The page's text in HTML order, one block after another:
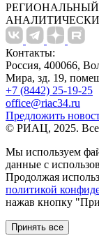
Контакты:
Россия, 400066,
Мира, зд. 19,
+7 (8442) 25-19-25
office@riac34.ru
Предложить
© РИАЦ, 2025.
Мы используем
данные с
Продолжая
политикой
нажав кнопку
Принять все